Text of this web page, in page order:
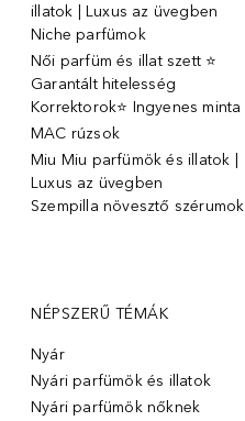
illatok | Luxus az üvegben
Niche parfümok
Női parfüm és illat szett ⭐
Garantált hitelesség
Korrektorok⭐ Ingyenes minta
MAC rúzsok
Miu Miu parfümök és illatok |
Luxus az üvegben
Szempilla növesztő szérumok
NÉPSZERŰ TÉMÁK
Nyár
Nyári parfümök és illatok
Nyári parfümök nőknek